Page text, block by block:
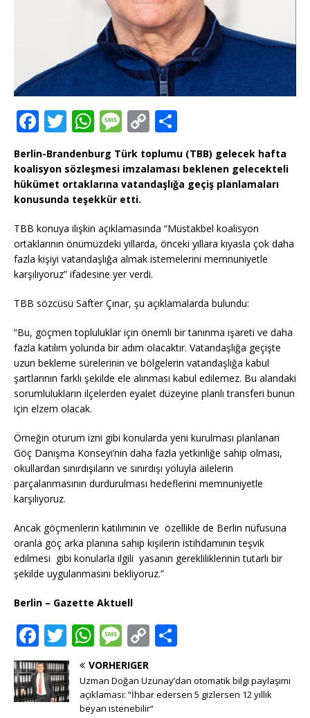
F
a
c
e
b
o
o
k
T
w
it
te
r
W
at
s
A
p
p
M
e
ss
a
g
e
C
o
p
y
n
k
ei
le
n
Berlin-Brandenburg Türk toplumu (TBB) gelecek hafta
koalisyon sözleşmesi imzalaması beklenen gelecekteli
hükümet ortaklarına vatandaşlığa geçiş planlamaları
konusunda teşekkür etti.
TBB konuya ilişkin açıklamasında “Müstakbel koalisyon
ortaklarının önümüzdeki yıllarda, önceki yıllara kıyasla çok daha
fazla kişiyi vatandaşlığa almak istemelerini memnuniyetle
karşılıyoruz” ifadesine yer verdi.
TBB sözcüsü Safter Çınar, şu açıklamalarda bulundu:
“Bu, göçmen topluluklar için önemli bir tanınma işareti ve daha
fazla katılım yolunda bir adım olacaktır. Vatandaşlığa geçişte
uzun bekleme sürelerinin ve bölgelerin vatandaşlığa kabul
şartlarının farklı şekilde ele alınması kabul edilemez. Bu alandaki
sorumlulukların ilçelerden eyalet düzeyine planlı transferi bunun
için elzem olacak.
Örneğin oturum izni gibi konularda yeni kurulması planlanan
Göç Danışma Konseyi’nin daha fazla yetkinliğe sahip olması,
okullardan sınırdışıların ve sınırdışı yoluyla ailelerin
parçalanmasının durdurulması hedeflerini memnuniyetle
karşılıyoruz.
Ancak göçmenlerin katılımının ve özellikle de Berlin nüfusuna
oranla göç arka planına sahip kişilerin istihdamının teşvik
edilmesi gibi konularla ilgili yasanın gerekliliklerinin tutarlı bir
şekilde uygulanmasını bekliyoruz.”
Berlin – Gazette Aktuell
F
a
c
e
T
w
it
te
W
h
at
s
M
e
ss
a
C
p
y
le
n
VORHERIGER
Uzman Doğan Uzunay’dan otomatik bilgi paylaşımı
açıklaması: “İhbar edersen 5 gizlersen 12 yıllık
beyan istenebilir“